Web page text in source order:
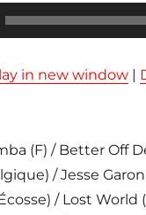
in new window|
(F) / Better Off
/ Jesse
/ Lost